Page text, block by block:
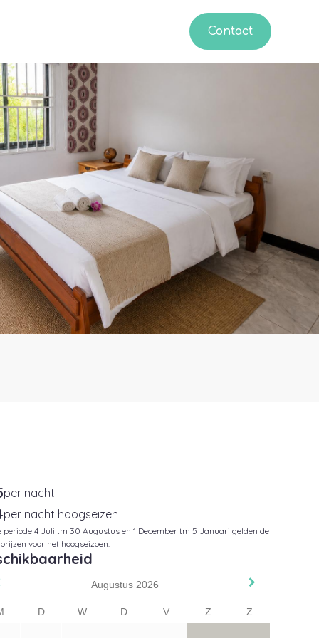
Contact
per nacht
per nacht hoogseizen
periode 4 Juli tm 30 Augustus en 1 December tm 5 Januari gelden de
voor het hoogseizoen.